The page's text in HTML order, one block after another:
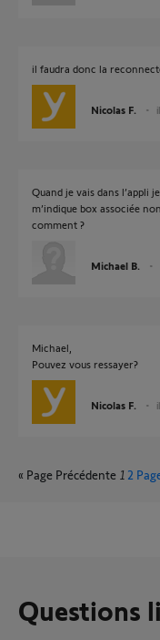
il faudra donc la
Nicolas F.
Quand je vais dans l’appli
m’indique box associée
comment ?
Michael B.
Michael,
Pouvez vous ressayer?
Nicolas F.
« Page Précédente 1 2
Questions